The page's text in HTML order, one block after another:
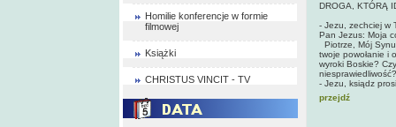
Homilie konferencje w formie
filmowej
Książki
CHRISTUS VINCIT - TV
DROGA, KTÓRĄ
- Jezu, zechciej w
Pan Jezus: Moja
Piotrze, Mój
twoje powołanie i
wyroki Boskie?
- Jezu, ksiądz
przejdź